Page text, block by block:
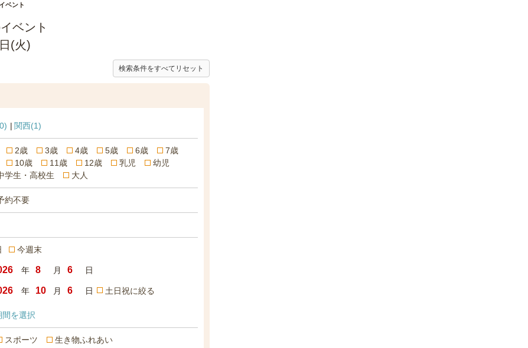
ベント
ベント
(火)
検索条件をすべてリセット
関西(1)
2歳 3歳 4歳 5歳 6歳
7歳
10歳 11歳 12歳 乳児
幼児
学生・高校生 大人
約不要
今週末
年 月 日
年 月 日 土日祝に絞る
を選択
スポーツ
生き物ふれあい